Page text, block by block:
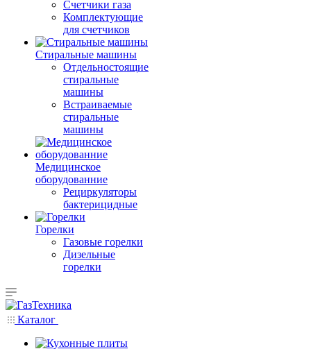
Счетчики газа
Комплектующие
для счетчиков
Стиральные машины
Отдельностоящие
стиральные
машины
Встраиваемые
стиральные
машины
Медицинское
оборудованние
Рециркуляторы
бактерицидные
Горелки
Газовые горелки
Дизельные
горелки
Каталог